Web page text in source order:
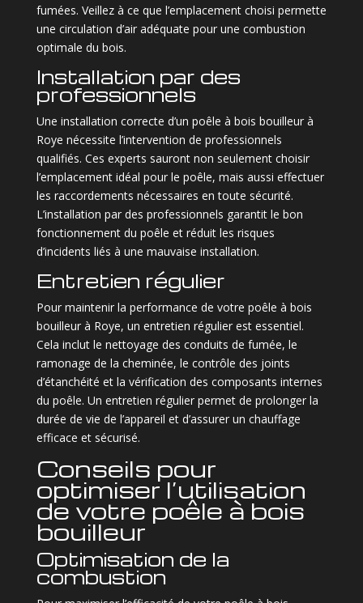
fumées. Veillez à ce que l’emplacement choisi permette
une circulation d’air adéquate pour une combustion
optimale du bois.
Installation par des
professionnels
Une installation correcte d’un poêle à bois bouilleur à
Roye nécessite l’intervention de professionnels
qualifiés. Ces experts sauront non seulement choisir
l’emplacement idéal pour le poêle, mais aussi effectuer
les raccordements nécessaires en toute sécurité.
L’installation par des professionnels garantit le bon
fonctionnement du poêle et réduit les risques
d’incidents liés à une mauvaise installation.
Entretien régulier
Pour maintenir la performance de votre poêle à bois
bouilleur à Roye, un entretien régulier est essentiel.
Cela inclut le nettoyage des conduits de fumée, le
ramonage de la cheminée, le contrôle des joints
d’étanchéité et la vérification des composants internes
du poêle. Un entretien régulier permet de prolonger la
durée de vie de l’appareil et d’assurer un chauffage
efficace et sécurisé.
Conseils pour
optimiser l’utilisation
de votre poêle à bois
bouilleur
Optimisation de la
combustion